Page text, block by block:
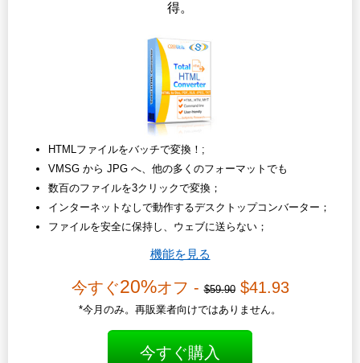
得。
HTMLファイルをバッチで変換！;
VMSG から JPG へ、他の多くのフォーマットでも
数百のファイルを3クリックで変換；
インターネットなしで動作するデスクトップコンバーター；
ファイルを安全に保持し、ウェブに送らない；
機能を見る
今すぐ20%オフ -$59.90$41.93
*今月のみ。再販業者向けではありません。
今すぐ購入